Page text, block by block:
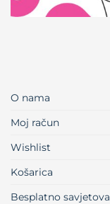
O nama
Moj račun
Wishlist
Košarica
Besplatno